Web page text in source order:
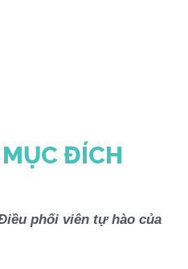
ĐÍCH
phối viên tự hào của